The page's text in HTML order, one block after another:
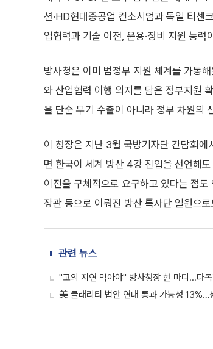
션·HD현대중공업 컨소시엄과 독일 티센
업협력과 기술 이전, 운용·정비 지원 능
방사청은 이미 범정부 지원 체계를 가동
와 산업협력 이행 의지를 담은 정부지원
을 단순 무기 수출이 아니라 정부 차원의
이 청장은 지난 3월 국방기자단 간담회
면 한국이 세계 방산 4강 진입을 선언해
이전을 구체적으로 요구하고 있다는 점
장관 등으로 이뤄진 방산 특사단 일원으
관련 뉴스
"고의 지연 막아야" 방사청장 한 마디...다
美 클래리티 법안 연내 통과 가능성 13%…